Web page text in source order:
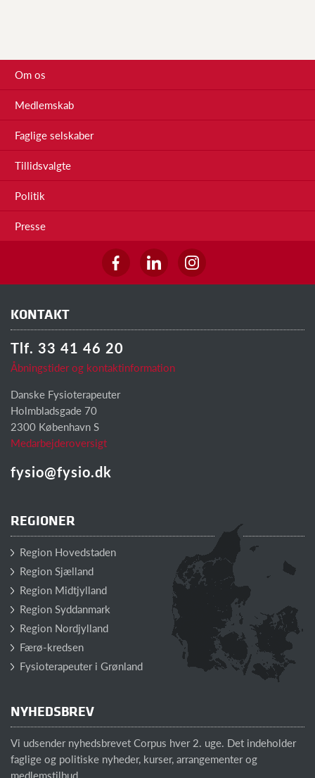
Om os
Medlemskab
Faglige selskaber
Tillidsvalgte
Politik
Presse
KONTAKT
Tlf. 33 41 46 20
Åbningstider og kontaktinformation
Danske Fysioterapeuter
Holmbladsgade 70
2300 København S
Medarbejderoversigt
fysio@fysio.dk
REGIONER
Region Hovedstaden
Region Sjælland
Region Midtjylland
Region Syddanmark
Region Nordjylland
Færø-kredsen
Fysioterapeuter i Grønland
NYHEDSBREV
Vi udsender nyhedsbrevet Corpus hver 2. uge. Det indeholder
faglige og politiske nyheder, kurser, arrangementer og
medlemstilbud.